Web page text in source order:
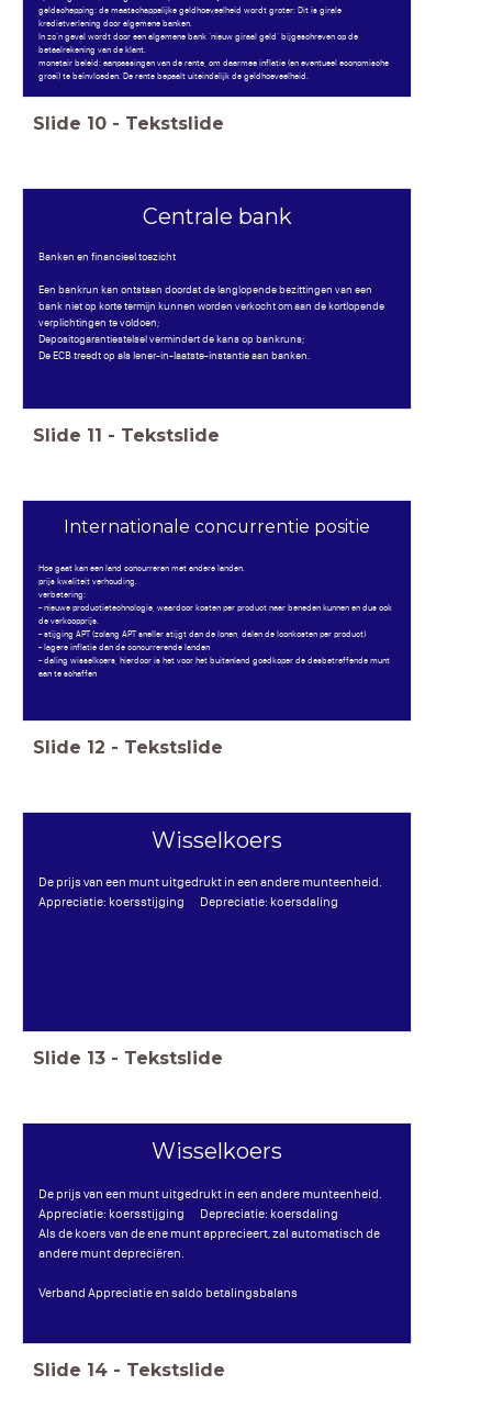
geldschepping: de maatschappelijke geldhoeveelheid wordt groter: Dit is girale
kredietverlening door algemene banken.
In zo’n geval wordt door een algemene bank ‘nieuw giraal geld’ bijgeschreven op de
betaalrekening van de klant.
monetair beleid: aanpassingen van de rente, om daarmee inflatie (en eventueel economische
groei) te beïnvloeden. De rente bepaalt uiteindelijk de geldhoeveelheid.
Slide 10 - Tekstslide
Centrale bank
Banken en financieel toezicht
Een bankrun kan ontstaan doordat de langlopende bezittingen van een
bank niet op korte termijn kunnen worden verkocht om aan de kortlopende
verplichtingen te voldoen;
Depositogarantiestelsel vermindert de kans op bankruns;
De ECB treedt op als lener-in-laatste-instantie aan banken.
Slide 11 - Tekstslide
Internationale concurrentie positie
Hoe gaat kan een land concurreren met andere landen.
prijs kwaliteit verhouding.
verbetering:
- nieuwe productietechnologie, waardoor kosten per product naar beneden kunnen en dus ook
de verkoopprijs.
- stijging APT (zolang APT sneller stijgt dan de lonen, dalen de loonkosten per product)
- lagere inflatie dan de concurrerende landen
- daling wisselkoers, hierdoor is het voor het buitenland goedkoper de desbetreffende munt
aan te schaffen
Slide 12 - Tekstslide
Wisselkoers
De prijs van een munt uitgedrukt in een andere munteenheid.
Appreciatie: koersstijging Depreciatie: koersdaling
Slide 13 - Tekstslide
Wisselkoers
De prijs van een munt uitgedrukt in een andere munteenheid.
Appreciatie: koersstijging Depreciatie: koersdaling
Als de koers van de ene munt apprecieert, zal automatisch de
andere munt depreciëren.
Verband Appreciatie en saldo betalingsbalans
Slide 14 - Tekstslide